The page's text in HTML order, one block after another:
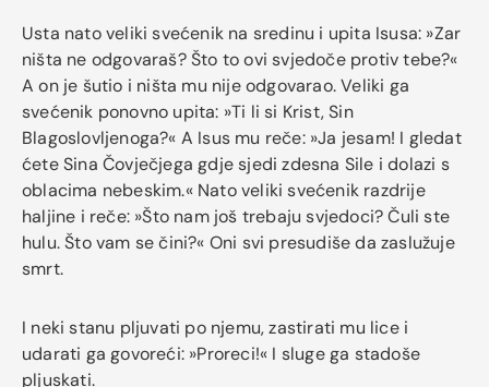
Usta nato veliki svećenik na sredinu i upita Isusa: »Zar
ništa ne odgovaraš? Što to ovi svjedoče protiv tebe?«
A on je šutio i ništa mu nije odgovarao. Veliki ga
svećenik ponovno upita: »Ti li si Krist, Sin
Blagoslovljenoga?« A Isus mu reče: »Ja jesam! I gledat
ćete Sina Čovječjega gdje sjedi zdesna Sile i dolazi s
oblacima nebeskim.« Nato veliki svećenik razdrije
haljine i reče: »Što nam još trebaju svjedoci? Čuli ste
hulu. Što vam se čini?« Oni svi presudiše da zaslužuje
smrt.
I neki stanu pljuvati po njemu, zastirati mu lice i
udarati ga govoreći: »Proreci!« I sluge ga stadoše
pljuskati.